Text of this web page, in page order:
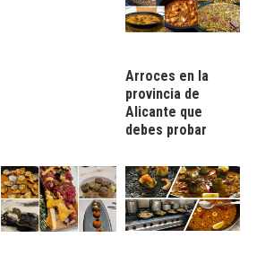
Arroces en la
provincia de
Alicante que
debes probar